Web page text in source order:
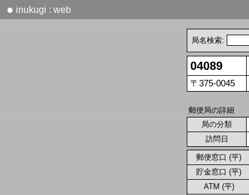
● inukugi : web
局名検索:
04089
〒375-0045
郵便局の詳細
局の分類
訪問日
郵便窓口 (平)
貯金窓口 (平)
ATM (平)